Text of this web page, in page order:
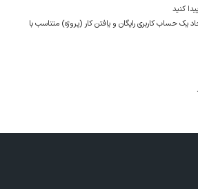
کنید
یک حساب کاربری رایگان و یافتن کار (پروژه) متناسب با